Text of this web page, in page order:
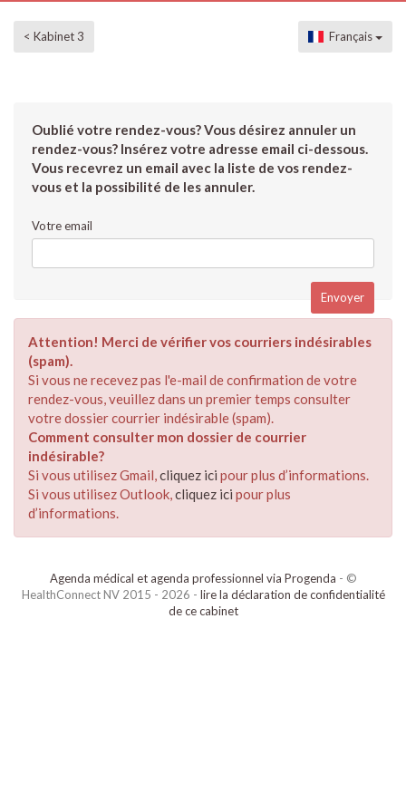
< Kabinet 3 Français
Oublié votre rendez-vous? Vous désirez annuler un
rendez-vous? Insérez votre adresse email ci-dessous.
Vous recevrez un email avec la liste de vos rendez-
vous et la possibilité de les annuler.
Votre email
Attention! Merci de vérifier vos courriers indésirables
(spam).
Si vous ne recevez pas l'e-mail de confirmation de votre
rendez-vous, veuillez dans un premier temps consulter
votre dossier courrier indésirable (spam).
Comment consulter mon dossier de courrier
indésirable?
Si vous utilisez Gmail,cliquez ici pour plus d’informations.
Si vous utilisez Outlook,cliquez ici pour plus
d’informations.
Agenda médical et agenda professionnel via Progenda - ©
HealthConnect NV 2015 - 2026 - lire la déclaration de confidentialité
de ce cabinet